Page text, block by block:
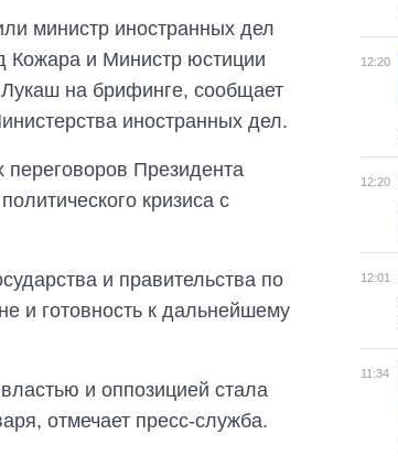
министр иностранных дел
Кожара и Министр юстиции
на брифинге, сообщает
иностранных дел.
Президента
кризиса с
и правительства по
и готовность к дальнейшему
и оппозицией стала
отмечает пресс-служба.
12:20
12:20
12:01
11:34